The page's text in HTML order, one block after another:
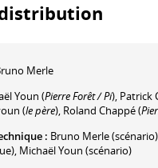
Merle
Youn (Pierre Forêt / Pi), Patrick
(le père), Roland Chappé(
: Bruno Merle(scénario)
, Michaël Youn (scénario)